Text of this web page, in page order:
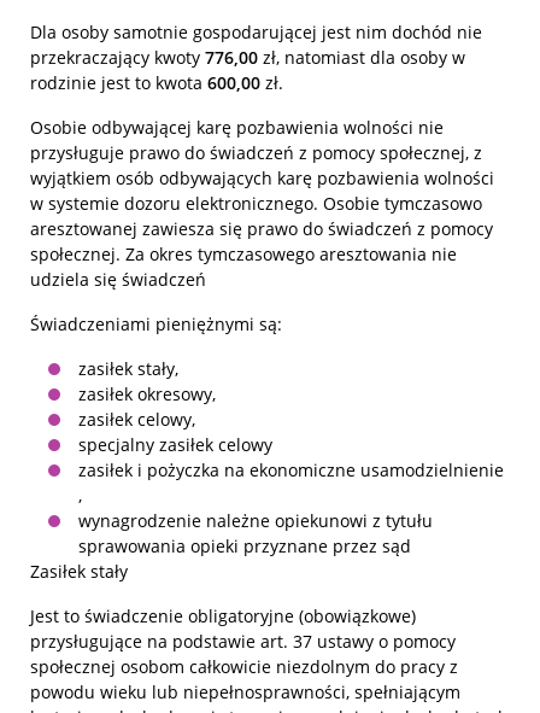
Dla osoby samotnie gospodarującej jest nim dochód nie
przekraczający kwoty 776,00 zł, natomiast dla osoby w
rodzinie jest to kwota 600,00 zł.
Osobie odbywającej karę pozbawienia wolności nie
przysługuje prawo do świadczeń z pomocy społecznej, z
wyjątkiem osób odbywających karę pozbawienia wolności
w systemie dozoru elektronicznego. Osobie tymczasowo
aresztowanej zawiesza się prawo do świadczeń z pomocy
społecznej. Za okres tymczasowego aresztowania nie
udziela się świadczeń
Świadczeniami pieniężnymi są:
zasiłek stały,
zasiłek okresowy,
zasiłek celowy,
specjalny zasiłek celowy
zasiłek i pożyczka na ekonomiczne usamodzielnienie
,
wynagrodzenie należne opiekunowi z tytułu
sprawowania opieki przyznane przez sąd
Zasiłek stały
Jest to świadczenie obligatoryjne (obowiązkowe)
przysługujące na podstawie art. 37 ustawy o pomocy
społecznej osobom całkowicie niezdolnym do pracy z
powodu wieku lub niepełnosprawności, spełniającym